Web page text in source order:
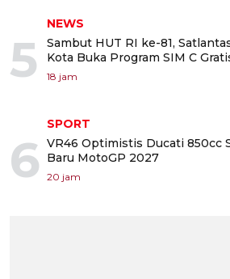
5
NEWS
Sambut HUT RI ke-81,
Kota Buka Program SIM C
18 jam
6
SPORT
VR46 Optimistis Ducati 850cc
Baru MotoGP 2027
20 jam